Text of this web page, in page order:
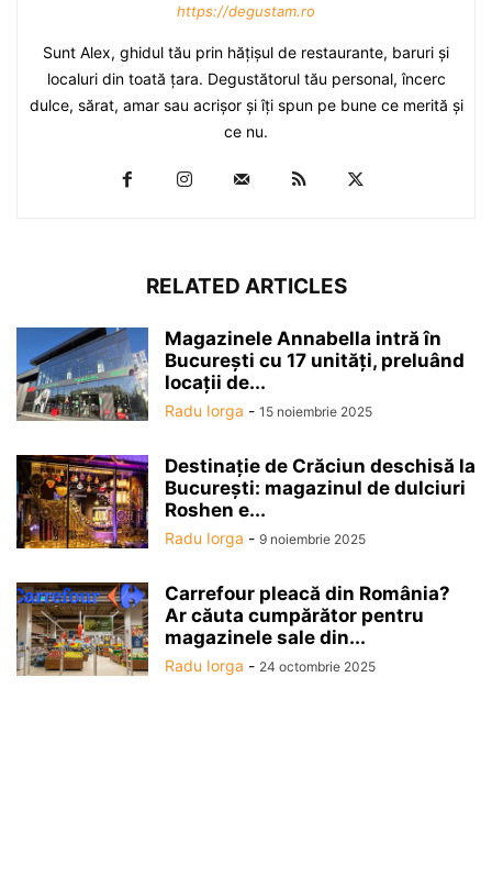
https://degustam.ro
Sunt Alex, ghidul tău prin hăţişul de restaurante, baruri şi
localuri din toată ţara. Degustătorul tău personal, încerc
dulce, sărat, amar sau acrişor şi îţi spun pe bune ce merită şi
ce nu.
RELATED ARTICLES
Magazinele Annabella intră în
Bucureşti cu 17 unităţi, preluând
locaţii de...
Radu Iorga - 15 noiembrie 2025
Destinaţie de Crăciun deschisă la
Bucureşti: magazinul de dulciuri
Roshen e...
Radu Iorga - 9 noiembrie 2025
Carrefour pleacă din România?
Ar căuta cumpărător pentru
magazinele sale din...
Radu Iorga - 24 octombrie 2025